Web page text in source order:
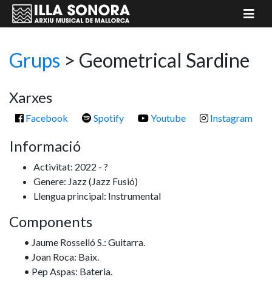
Grups > Geometrical Sardine
Xarxes
Facebook Spotify Youtube Instagram
Informació
Activitat: 2022 - ?
Genere: Jazz(Jazz Fusió)
Llengua principal: Instrumental
Components
• Jaume Rosselló S.: Guitarra.
• Joan Roca: Baix.
• Pep Aspas: Bateria.